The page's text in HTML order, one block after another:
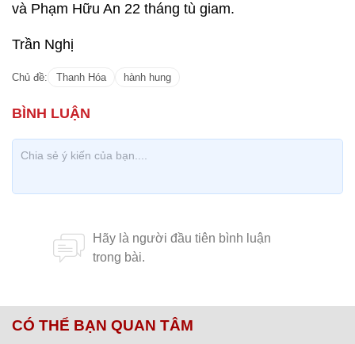
và Phạm Hữu An 22 tháng tù giam.
Trần Nghị
Chủ đề: Thanh Hóa hành hung
CÓ THỂ BẠN QUAN TÂM